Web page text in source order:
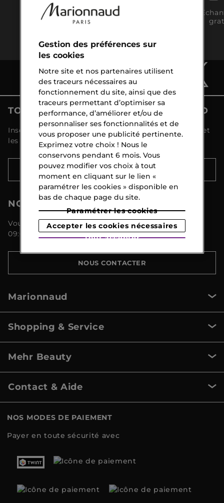
Click &
Collect
Livraison
TOUTES LES ACTUALITÉS MARIONNAUD
Inscrivez-vous et découvrez toutes les nouveautés et
les promotions !
S'INSCRIRE
NOTRE SERVICE CLIENTÈLE
Vous pouvez nous joindre du lundi au vendredi de
09:00 à 18:00 au 044 8 267 267
NOUS CONTACTER
Marionnaud
Shopping & Service
Mehr Beauty
Contact & Aide
NOS MODES DE PAIEMENT
Payer en toute sécurité avec
Gestion des préférences sur
les cookies
Notre site et nos partenaires utilisent
des traceurs nécessaires au
fonctionnement du site, ainsi que des
traceurs permettant d’optimiser sa
performance, d’améliorer et/ou de
personnaliser ses fonctionnalités et de
vous proposer une publicité pertinente.
Exprimez votre choix ! Nous le
conservons pendant 6 mois. Vous
pouvez modifier vos choix à tout
moment en cliquant sur le lien «
paramétrer les cookies » disponible en
bas de chaque page du site.
Paramétrer les cookies
Accepter les cookies nécessaires
Tout accepter